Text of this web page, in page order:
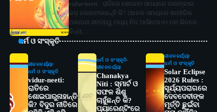
vidur-neeti : ରାତିରେ ଶୋଇବା ସମୟରେ ବାରମ୍ବାର
କଡ଼ ଲେଉଟାଉଛନ୍ତି କି? ଅନେକ ସମୟରେ ଶାରୀରିକ
ଥକାପଣ ସତ୍ତ୍ୱେ ମଧ୍ୟ ନିଦ ଆସିନଥାଏ। ମନ ଭିତରେ
ଚିନ୍ତା,…
ଧର୍ମ ଓ ସଂସ୍କୃତି
ଜୀବନଚର୍ଯ୍ୟା
ଧର୍ମ ଓ ସଂସ୍କୃତି
vidur-neeti:
ରାତିରେ
ଶୋଇପାରୁନାହାନ୍ତି
କି? ବିଦୁର ନୀତିରେ
ଧର୍ମ ଓ ସଂସ୍କୃତି
ଜୀବନଚର୍ଯ୍ୟା
Chanakya
Niti : ସ୍ମାର୍ଟ ଓ
ସଫଳ ଶିଶୁ
ଚାହୁଁଛନ୍ତି କି?
ପ୍ୟାରେଣ୍ଟିଂରେ
ଜୀବନଚର୍ଯ୍ୟା
ଧର୍ମ ଓ ସଂସ୍କୃତି
Solar Eclipse
2026 Rules :
ସୂର୍ଯ୍ୟପରାଗରେ
ଦେବଦେବୀଙ୍କ
ମୂର୍ତ୍ତି ଛୁଇଁବା
ସୋଆର ୨୦ତମ ପ୍ରତିଷ୍ଠା ଦିବସରେ
ବିଶ୍ୱବିଦ୍ୟାଳୟର ସଫଳତା, ଉତ୍କର୍ଷତା ଓ